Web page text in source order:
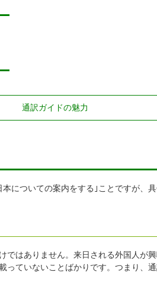
通訳ガイドの魅力
についての案内をする｣ことですが、
ではありません。来日される外国人が
っていないことばかりです。つまり、